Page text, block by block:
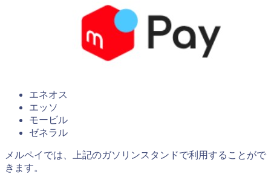
エネオス
エッソ
モービル
ゼネラル
メルペイでは、上記のガソリンスタンドで利用することがで
きます。